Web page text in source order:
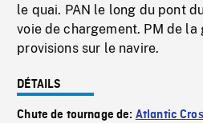
le quai. PAN le long du pont
voie de chargement. PM de
provisions sur le navire.
DÉTAILS
Chute de tournage de: Atlantic